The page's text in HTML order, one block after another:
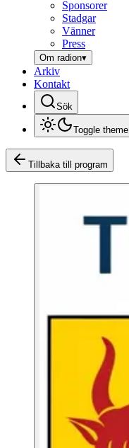
Sponsorer
Stadgar
Vänner
Press
Om radion▾
Arkiv
Kontakt
Sök
Toggle theme
Tillbaka till program